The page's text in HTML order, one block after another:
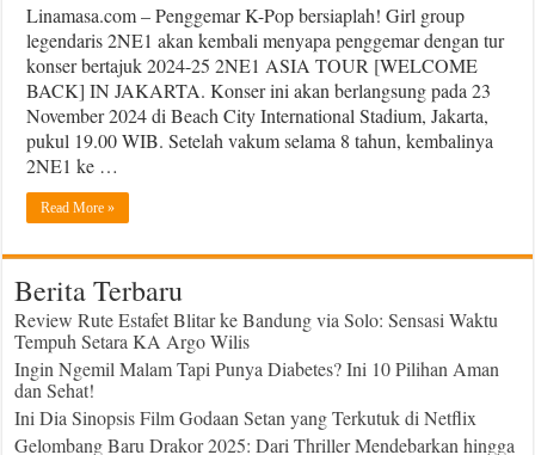
Linamasa.com – Penggemar K-Pop bersiaplah! Girl group
legendaris 2NE1 akan kembali menyapa penggemar dengan tur
konser bertajuk 2024-25 2NE1 ASIA TOUR [WELCOME
BACK] IN JAKARTA. Konser ini akan berlangsung pada 23
November 2024 di Beach City International Stadium, Jakarta,
pukul 19.00 WIB. Setelah vakum selama 8 tahun, kembalinya
2NE1 ke …
Read More »
Berita Terbaru
Review Rute Estafet Blitar ke Bandung via Solo: Sensasi Waktu
Tempuh Setara KA Argo Wilis
Ingin Ngemil Malam Tapi Punya Diabetes? Ini 10 Pilihan Aman
dan Sehat!
Ini Dia Sinopsis Film Godaan Setan yang Terkutuk di Netflix
Gelombang Baru Drakor 2025: Dari Thriller Mendebarkan hingga